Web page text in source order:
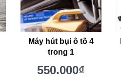
Máy hút bụi ô tô 4
trong 1
550.000₫